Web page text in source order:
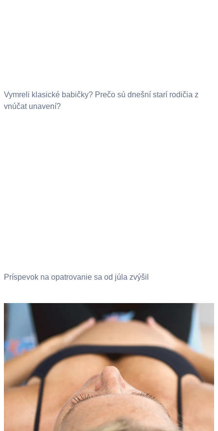
Vymreli klasické babičky? Prečo sú dnešní starí rodičia z
vnúčat unavení?
Príspevok na opatrovanie sa od júla zvýšil